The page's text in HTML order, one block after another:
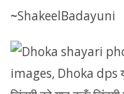
~ShakeelBadayuni